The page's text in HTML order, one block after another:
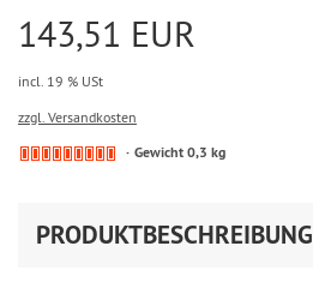
143,51 EUR
incl. 19 % USt
zzgl. Versandkosten
Gewicht 0,3 kg
PRODUKTBESCHREIBUNG